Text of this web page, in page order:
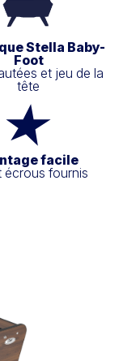
Stella Baby-
Foot
et jeu de la
tête
facile
écrous fournis